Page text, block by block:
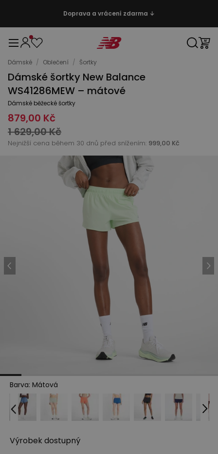
Doprava a vrácení zdarma ↓
Dámské / Oblečení / Šortky
Dámské šortky New Balance
WS41286MEW – mátové
Dámské běžecké šortky
879,00 Kč
1 629,00 Kč
Nejnižší cena během 30 dnů před snížením: 999,00 Kč
Barva: Mátová
Výrobek dostupný